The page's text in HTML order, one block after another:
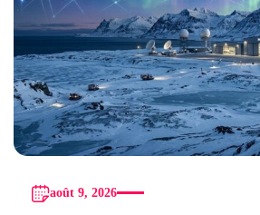
août 9, 2026